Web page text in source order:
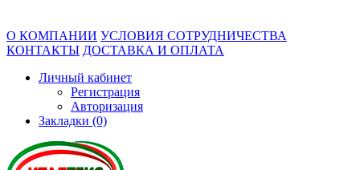
О КОМПАНИИ УСЛОВИЯ СОТРУДНИЧЕСТВА
КОНТАКТЫ ДОСТАВКА И ОПЛАТА
Личный кабинет
Регистрация
Авторизация
Закладки (0)